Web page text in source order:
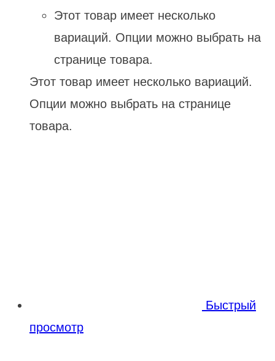
Этот товар имеет несколько
вариаций. Опции можно выбрать на
странице товара.
Этот товар имеет несколько вариаций.
Опции можно выбрать на странице
товара.
Быстрый
просмотр